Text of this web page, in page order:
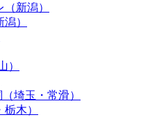
新潟）
）
）
埼玉・常滑）
木）